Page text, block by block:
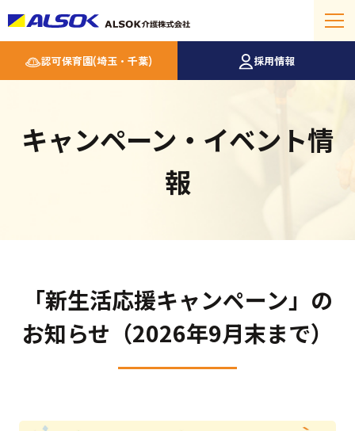
認可保育園(埼玉・千葉) 採用情報
キャンペーン・イベント情
報
「新生活応援キャンペーン」の
お知らせ（2026年9月末まで）